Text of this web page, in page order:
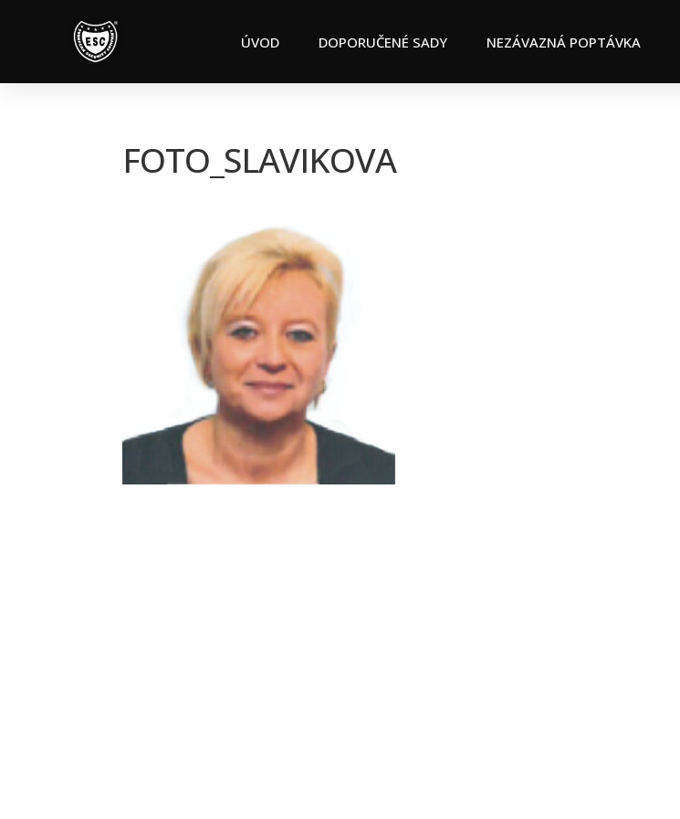
ÚVOD DOPORUČENÉ SADY NEZÁVAZNÁ POPTÁVKA
FOTO_SLAVIKOVA